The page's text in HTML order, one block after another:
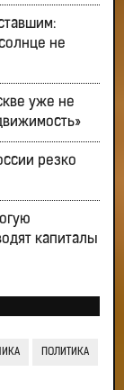
не
уже не
резко
капиталы
ПОЛИТИКА